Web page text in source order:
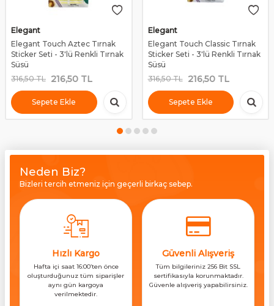
Elegant
Elegant Touch Aztec Tırnak
Sticker Seti - 3'lü Renkli Tırnak
Süsü
316,50TL 216,50 TL
Sepete Ekle
Elegant
Elegant Touch Classic Tırnak
Sticker Seti - 3'lü Renkli Tırnak
Süsü
316,50TL 216,50TL
Sepete Ekle
Neden Biz?
Bizleri tercih etmeniz için geçerli birkaç sebep.
Hızlı Kargo
Hafta içi saat 16:00’ten önce
oluşturduğunuz tüm siparişler
aynı gün kargoya
verilmektedir.
Güvenli Alışveriş
Tüm bilgileriniz 256 Bit SSL
sertifikasıyla korunmaktadır.
Güvenle alışveriş yapabilirsiniz.